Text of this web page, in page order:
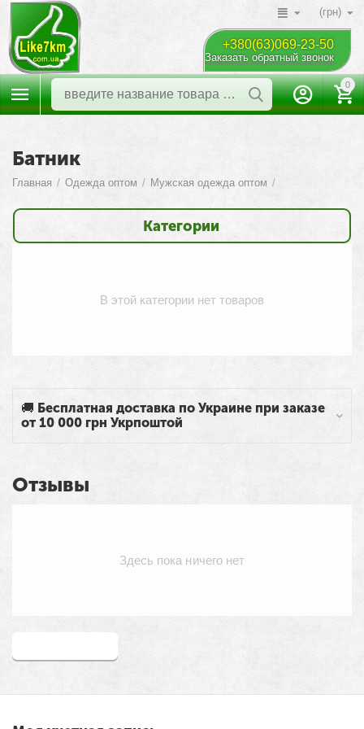
(грн)
+380(63)069-23-50
Заказать обратный звонок
0
Батник
Главная / Одежда оптом / Мужская одежда оптом /
Категории
🚚 Бесплатная доставка по Украине при заказе
от 10 000 грн Укрпоштой
В этой категории нет товаров
Отзывы
Здесь пока ничего нет